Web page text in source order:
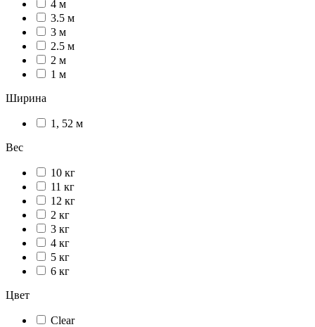
4 м
3.5 м
3 м
2.5 м
2 м
1 м
Ширина
1, 52 м
Вес
10 кг
11 кг
12 кг
2 кг
3 кг
4 кг
5 кг
6 кг
Цвет
Сlear